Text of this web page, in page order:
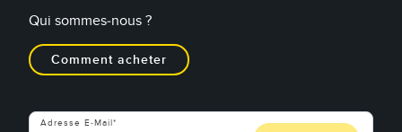
Qui sommes-nous ?
Comment acheter
Adresse E-Mail